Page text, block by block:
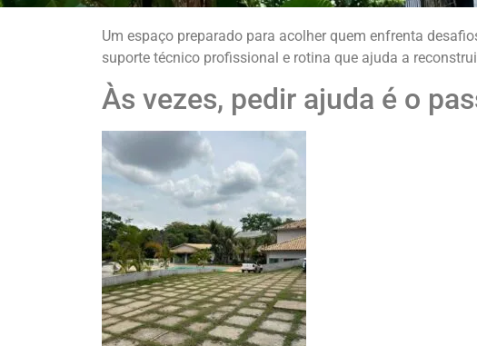
Um espaço preparado para acolher quem enfrenta
suporte técnico profissional e rotina que ajuda a
Às vezes, pedir ajuda é o